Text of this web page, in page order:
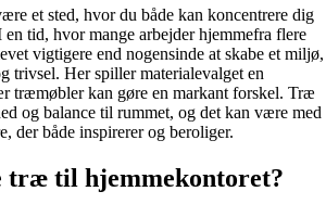
et sted, hvor du både kan koncentrere dig
tid, hvor mange arbejder hjemmefra flere
vigtigere end nogensinde at skabe et miljø,
trivsel. Her spiller materialevalget en
træmøbler kan gøre en markant forskel. Træ
og balance til rummet, og det kan være med
der både inspirerer og beroliger.
til hjemmekontoret?